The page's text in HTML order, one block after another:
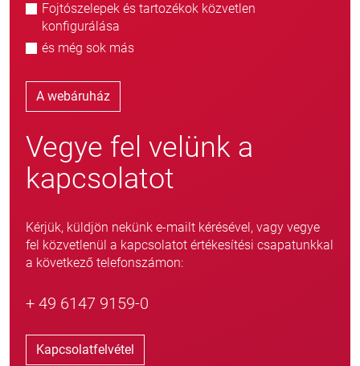
Fojtószelepek és tartozékok közvetlen
konfigurálása
és még sok más
A webáruház
Vegye fel velünk a
kapcsolatot
Kérjük, küldjön nekünk e-mailt kérésével, vagy vegye
fel közvetlenül a kapcsolatot értékesítési csapatunkkal
a következő telefonszámon:
+ 49 6147 9159-0
Kapcsolatfelvétel